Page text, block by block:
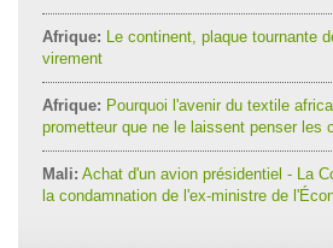
Afrique: Le continent, plaque tournante
virement
Afrique: Pourquoi l'avenir du textile
prometteur que ne le laissent penser les
Mali: Achat d'un avion présidentiel - La
la condamnation de l'ex-ministre de